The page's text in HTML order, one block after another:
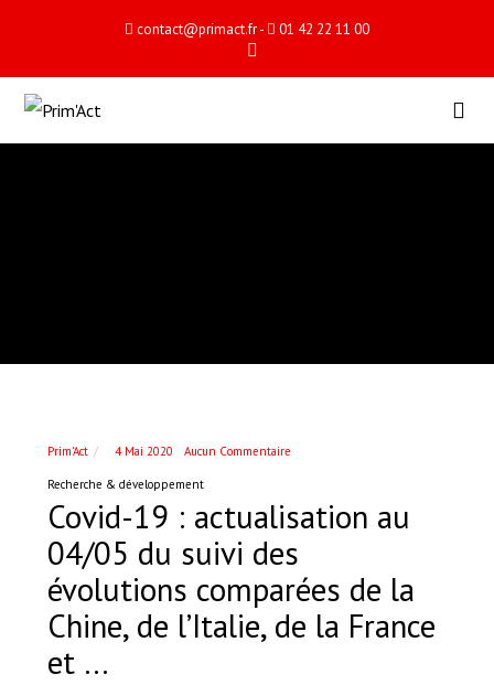
contact@primact.fr- 01 42 22 11 00
Prim'Act 4 Mai 2020 Aucun Commentaire
Recherche & développement
Covid-19 : actualisation au
04/05 du suivi des
évolutions comparées de la
Chine, de l’Italie, de la France
et …